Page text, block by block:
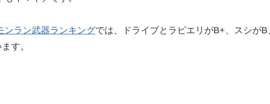
ンラン武器ランキングでは、ドライブとラピエリがB+、スシがB
す。